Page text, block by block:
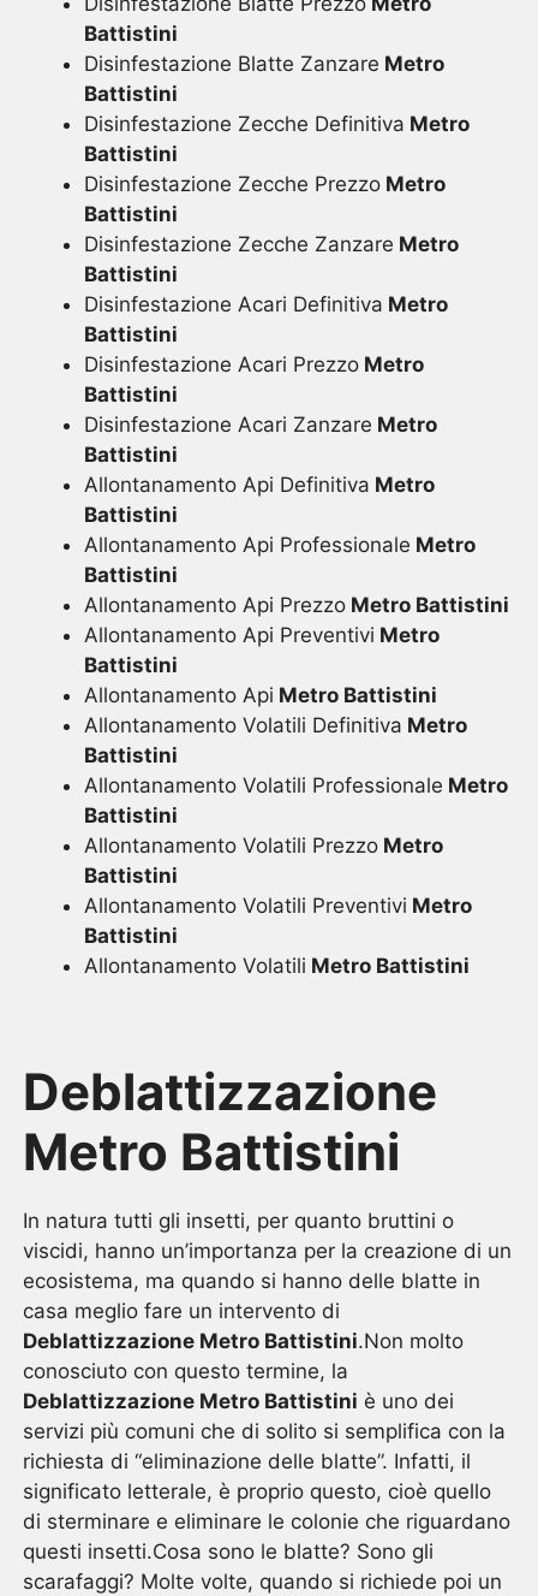
Battistini
Disinfestazione Blatte Zanzare Metro
Battistini
Disinfestazione Zecche Definitiva Metro
Battistini
Disinfestazione Zecche Prezzo Metro
Battistini
Disinfestazione Zecche Zanzare Metro
Battistini
Disinfestazione Acari Definitiva Metro
Battistini
Disinfestazione Acari Prezzo Metro
Battistini
Disinfestazione Acari Zanzare Metro
Battistini
Allontanamento Api Definitiva Metro
Battistini
Allontanamento Api Professionale Metro
Battistini
Allontanamento Api Prezzo Metro Battistini
Allontanamento Api Preventivi Metro
Battistini
Allontanamento Api Metro Battistini
Allontanamento Volatili Definitiva Metro
Battistini
Allontanamento Volatili Professionale Metro
Battistini
Allontanamento Volatili Prezzo Metro
Battistini
Allontanamento Volatili Preventivi Metro
Battistini
Allontanamento Volatili Metro Battistini
Deblattizzazione
Metro Battistini
In natura tutti gli insetti, per quanto bruttini o
viscidi, hanno un’importanza per la creazione di un
ecosistema, ma quando si hanno delle blatte in
casa meglio fare un intervento di
Deblattizzazione Metro Battistini.Non molto
conosciuto con questo termine, la
Deblattizzazione Metro Battistini è uno dei
servizi più comuni che di solito si semplifica con la
richiesta di “eliminazione delle blatte”. Infatti, il
significato letterale, è proprio questo, cioè quello
di sterminare e eliminare le colonie che riguardano
questi insetti.Cosa sono le blatte? Sono gli
scarafaggi? Molte volte, quando si richiede poi un